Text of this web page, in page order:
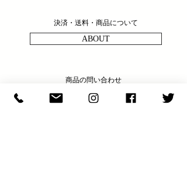
決済・送料・商品について
ABOUT
商品の問い合わせ
ENQULRY